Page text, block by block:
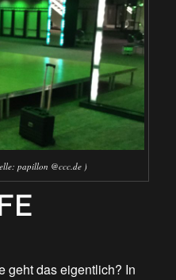
papillon @ccc.de )
geht das eigentlich? In